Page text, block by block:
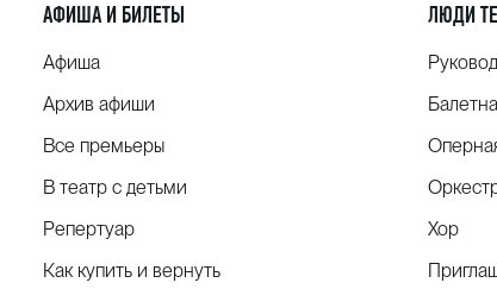
АФИША И БИЛЕТЫ
Афиша
Архив афиши
Все премьеры
В театр с детьми
Репертуар
Как купить и вернуть
ЛЮДИ
Хор